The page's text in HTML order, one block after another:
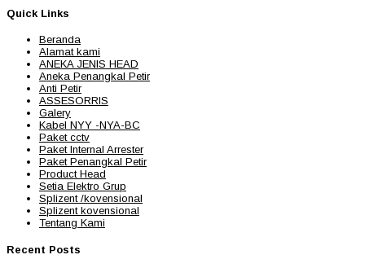
Quick Links
Beranda
Alamat kami
ANEKA JENIS HEAD
Aneka Penangkal Petir
Anti Petir
ASSESORRIS
Galery
Kabel NYY -NYA-BC
Paket cctv
Paket Internal Arrester
Paket Penangkal Petir
Product Head
Setia Elektro Grup
Splizent /kovensional
Splizent kovensional
Tentang Kami
Recent Posts